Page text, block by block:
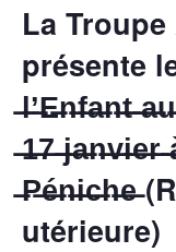
La
présente
̶l̶’̶E̶n̶f̶a̶n̶t̶
̶1̶7̶ ̶j̶a̶n̶v̶i̶e̶r̶
̶P̶é̶n̶i̶c̶h̶e̶
utérieure)